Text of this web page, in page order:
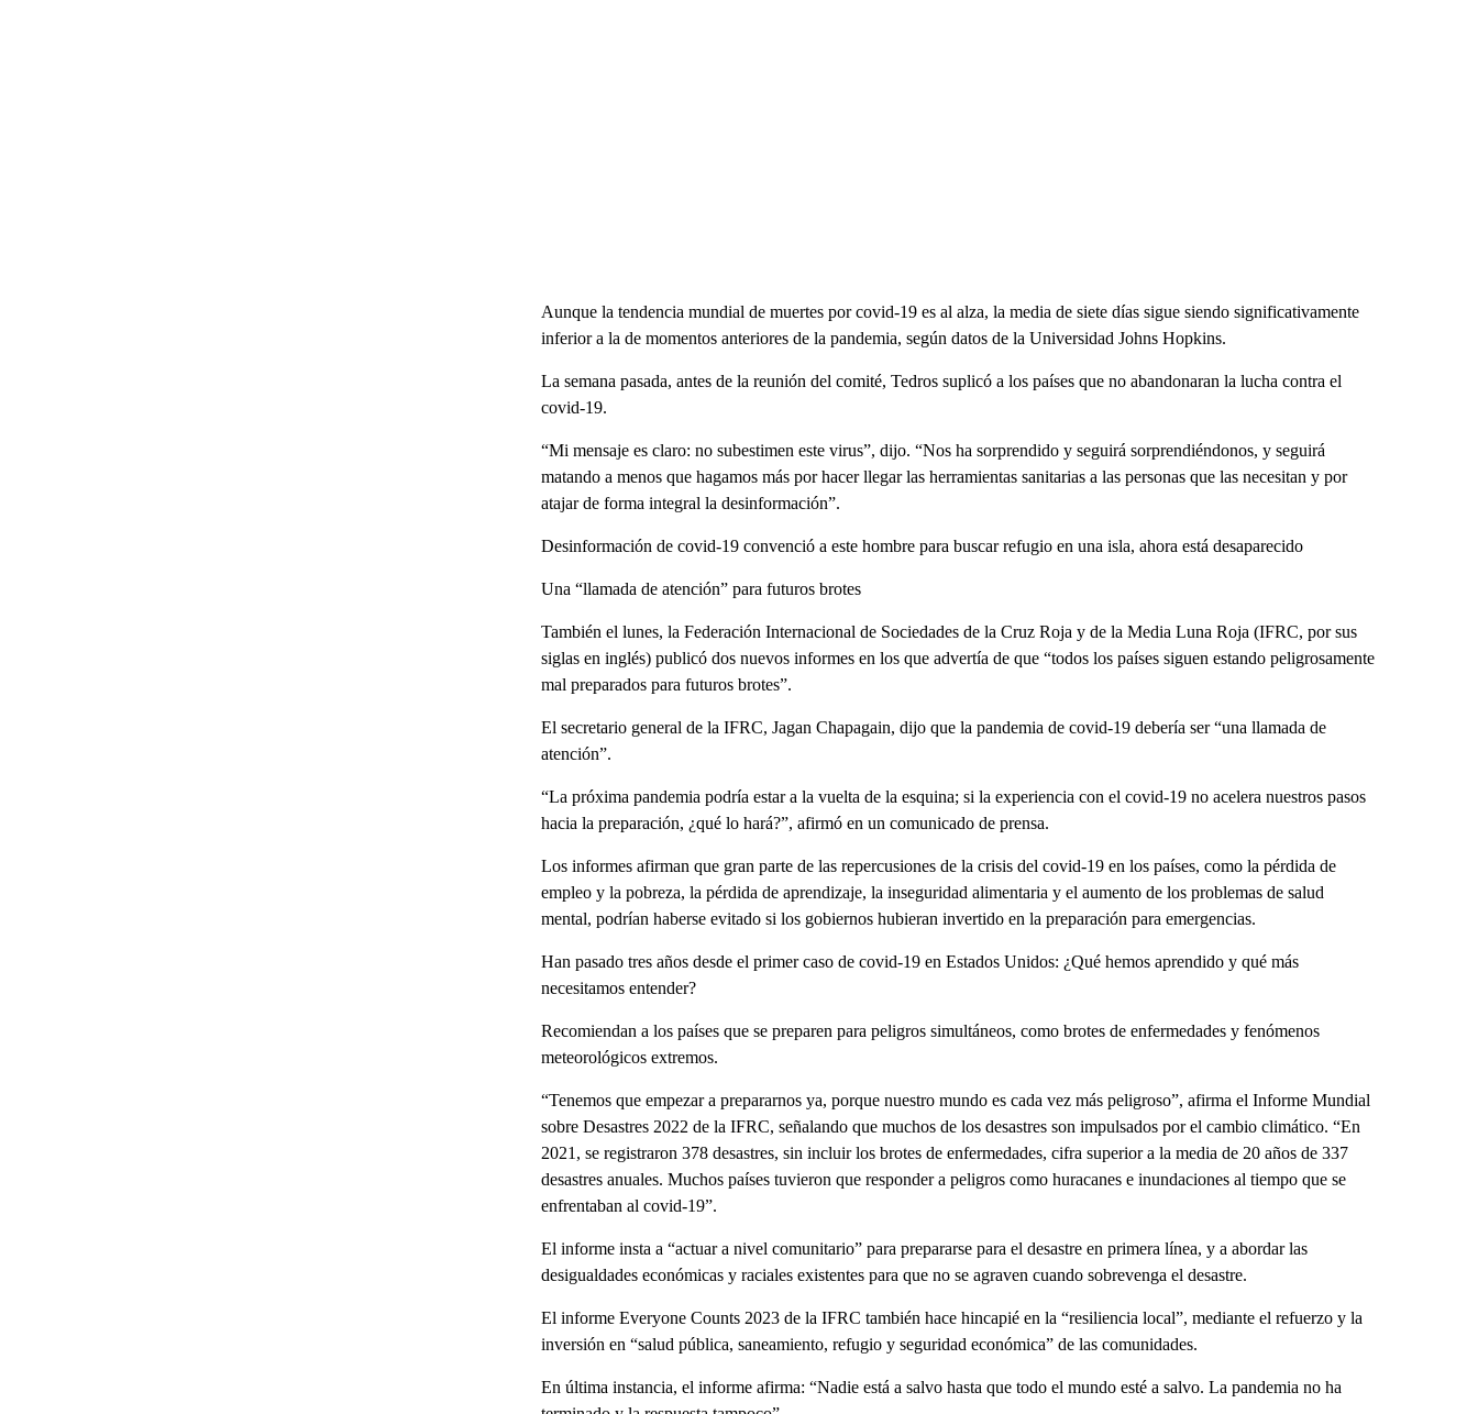
Aunque la tendencia mundial de muertes por covid-19 es al alza, la media de siete días sigue siendo significativamente
inferior a la de momentos anteriores de la pandemia, según datos de la Universidad Johns Hopkins.
La semana pasada, antes de la reunión del comité, Tedros suplicó a los países que no abandonaran la lucha contra el
covid-19.
“Mi mensaje es claro: no subestimen este virus”, dijo. “Nos ha sorprendido y seguirá sorprendiéndonos, y seguirá
matando a menos que hagamos más por hacer llegar las herramientas sanitarias a las personas que las necesitan y por
atajar de forma integral la desinformación”.
Desinformación de covid-19 convenció a este hombre para buscar refugio en una isla, ahora está desaparecido
Una “llamada de atención” para futuros brotes
También el lunes, la Federación Internacional de Sociedades de la Cruz Roja y de la Media Luna Roja (IFRC, por sus
siglas en inglés) publicó dos nuevos informes en los que advertía de que “todos los países siguen estando peligrosamente
mal preparados para futuros brotes”.
El secretario general de la IFRC, Jagan Chapagain, dijo que la pandemia de covid-19 debería ser “una llamada de
atención”.
“La próxima pandemia podría estar a la vuelta de la esquina; si la experiencia con el covid-19 no acelera nuestros pasos
hacia la preparación, ¿qué lo hará?”, afirmó en un comunicado de prensa.
Los informes afirman que gran parte de las repercusiones de la crisis del covid-19 en los países, como la pérdida de
empleo y la pobreza, la pérdida de aprendizaje, la inseguridad alimentaria y el aumento de los problemas de salud
mental, podrían haberse evitado si los gobiernos hubieran invertido en la preparación para emergencias.
Han pasado tres años desde el primer caso de covid-19 en Estados Unidos: ¿Qué hemos aprendido y qué más
necesitamos entender?
Recomiendan a los países que se preparen para peligros simultáneos, como brotes de enfermedades y fenómenos
meteorológicos extremos.
“Tenemos que empezar a prepararnos ya, porque nuestro mundo es cada vez más peligroso”, afirma el Informe Mundial
sobre Desastres 2022 de la IFRC, señalando que muchos de los desastres son impulsados por el cambio climático. “En
2021, se registraron 378 desastres, sin incluir los brotes de enfermedades, cifra superior a la media de 20 años de 337
desastres anuales. Muchos países tuvieron que responder a peligros como huracanes e inundaciones al tiempo que se
enfrentaban al covid-19”.
El informe insta a “actuar a nivel comunitario” para prepararse para el desastre en primera línea, y a abordar las
desigualdades económicas y raciales existentes para que no se agraven cuando sobrevenga el desastre.
El informe Everyone Counts 2023 de la IFRC también hace hincapié en la “resiliencia local”, mediante el refuerzo y la
inversión en “salud pública, saneamiento, refugio y seguridad económica” de las comunidades.
En última instancia, el informe afirma: “Nadie está a salvo hasta que todo el mundo esté a salvo. La pandemia no ha